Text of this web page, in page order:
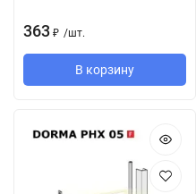
363 ₽ /шт.
В корзину